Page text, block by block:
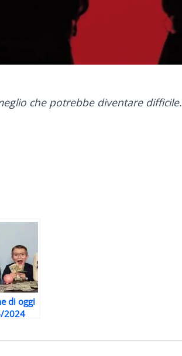
che potrebbe diventare difficile.
di oggi
2024